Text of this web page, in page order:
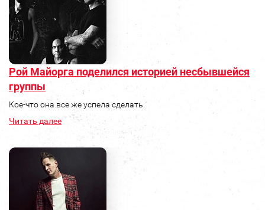
Рой Майорга поделился историей несбывшейся
группы
Кое-что она все же успела сделать.
Читать далее